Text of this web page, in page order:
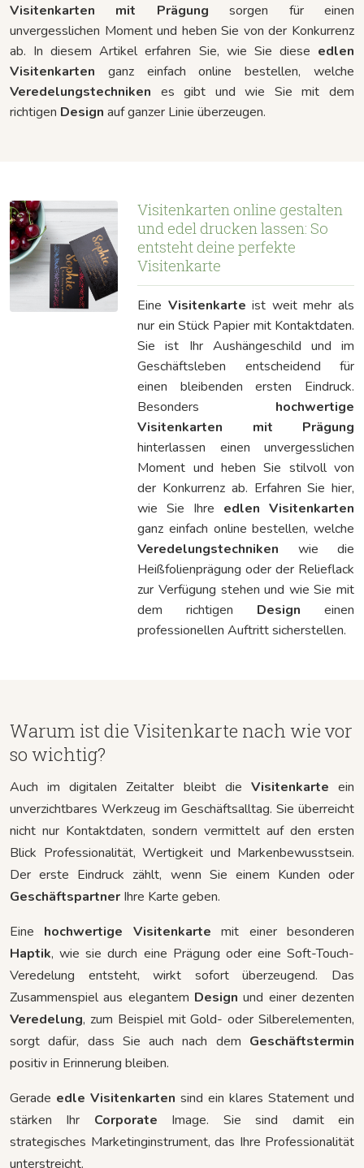
Visitenkarten mit Prägung sorgen für einen
unvergesslichen Moment und heben Sie von der Konkurrenz
ab. In diesem Artikel erfahren Sie, wie Sie diese edlen
Visitenkarten ganz einfach online bestellen, welche
Veredelungstechniken es gibt und wie Sie mit dem
richtigen Design auf ganzer Linie überzeugen.
Visitenkarten online gestalten
und edel drucken lassen: So
entsteht deine perfekte
Visitenkarte
Eine Visitenkarte ist weit mehr als
nur ein Stück Papier mit Kontaktdaten.
Sie ist Ihr Aushängeschild und im
Geschäftsleben entscheidend für
einen bleibenden ersten Eindruck.
Besonders hochwertige
Visitenkarten mit Prägung
hinterlassen einen unvergesslichen
Moment und heben Sie stilvoll von
der Konkurrenz ab. Erfahren Sie hier,
wie Sie Ihre edlen Visitenkarten
ganz einfach online bestellen, welche
Veredelungstechniken wie die
Heißfolienprägung oder der Relieflack
zur Verfügung stehen und wie Sie mit
dem richtigen Design einen
professionellen Auftritt sicherstellen.
Warum ist die Visitenkarte nach wie vor
so wichtig?
Auch im digitalen Zeitalter bleibt die Visitenkarte ein
unverzichtbares Werkzeug im Geschäftsalltag. Sie überreicht
nicht nur Kontaktdaten, sondern vermittelt auf den ersten
Blick Professionalität, Wertigkeit und Markenbewusstsein.
Der erste Eindruck zählt, wenn Sie einem Kunden oder
Geschäftspartner Ihre Karte geben.
Eine hochwertige Visitenkarte mit einer besonderen
Haptik, wie sie durch eine Prägung oder eine Soft-Touch-
Veredelung entsteht, wirkt sofort überzeugend. Das
Zusammenspiel aus elegantem Design und einer dezenten
Veredelung, zum Beispiel mit Gold- oder Silberelementen,
sorgt dafür, dass Sie auch nach dem Geschäftstermin
positiv in Erinnerung bleiben.
Gerade edle Visitenkarten sind ein klares Statement und
stärken Ihr Corporate Image. Sie sind damit ein
strategisches Marketinginstrument, das Ihre Professionalität
unterstreicht.